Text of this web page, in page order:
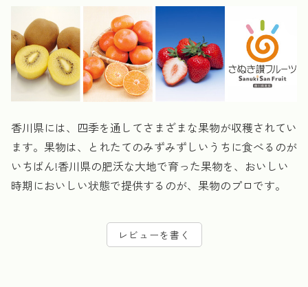
香川県には、四季を通してさまざまな果物が収穫されてい
ます。果物は、とれたてのみずみずしいうちに食べるのが
いちばん!香川県の肥沃な大地で育った果物を、おいしい
時期においしい状態で提供するのが、果物のプロです。
レビューを書く